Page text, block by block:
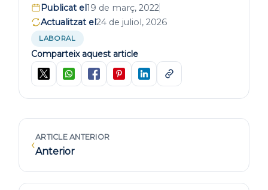
Publicat el19 de març, 2022
Actualitzat el24 de juliol, 2026
LABORAL
Comparteix aquest article
‹ARTICLE ANTERIOR
Anterior